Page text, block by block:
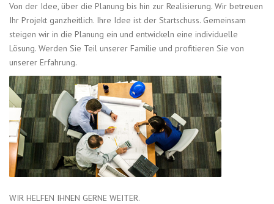
Von der Idee, über die Planung bis hin zur Realisierung. Wir betreuen
Ihr Projekt ganzheitlich. Ihre Idee ist der Startschuss. Gemeinsam
steigen wir in die Planung ein und entwickeln eine individuelle
Lösung. Werden Sie Teil unserer Familie und profitieren Sie von
unserer Erfahrung.
WIR HELFEN IHNEN GERNE WEITER.